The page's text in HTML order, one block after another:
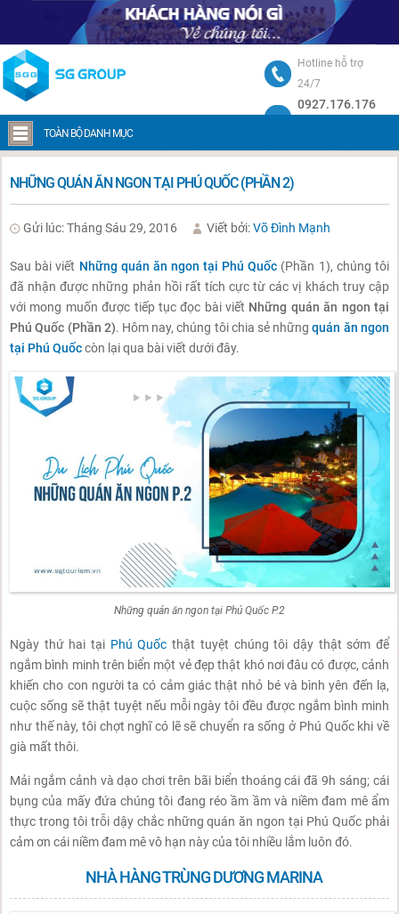
Hotline hỗ trợ
24/7
0927.176.176
TOÀN BỘ DANH MỤC
Trang chủ
NHỮNG QUÁN ĂN NGON TẠI PHÚ QUỐC (PHẦN 2)
Gửi lúc: Tháng Sáu 29, 2016 Viết bởi:Võ Đình Mạnh
Sau bài viết Những quán ăn ngon tại Phú Quốc (Phần 1), chúng tôi
đã nhận được những phản hồi rất tích cực từ các vị khách truy cập
với mong muốn được tiếp tục đọc bài viết Những quán ăn ngon tại
Phú Quốc (Phần 2). Hôm nay, chúng tôi chia sẻ nhữngquán ăn ngon
tại Phú Quốccòn lại qua bài viết dưới đây.
Những quán ăn ngon tại Phú Quốc P.2
Ngày thứ hai tại Phú Quốc thật tuyệt chúng tôi dậy thật sớm để
ngắm bình minh trên biển một vẻ đẹp thật khó nơi đâu có được, cảnh
khiến cho con người ta có cảm giác thật nhỏ bé và bình yên đến lạ,
cuộc sống sẽ thật tuyệt nếu mỗi ngày tôi đều được ngắm bình minh
như thế này, tôi chợt nghĩ có lẽ sẽ chuyển ra sống ở Phú Quốc khi về
già mất thôi.
Mải ngắm cảnh và dạo chơi trên bãi biển thoáng cái đã 9h sáng; cái
bụng của mấy đứa chúng tôi đang réo ầm ầm và niềm đam mê ẩm
thực trong tôi trỗi dậy chắc những quán ăn ngon tại Phú Quốc phải
cảm ơn cái niềm đam mê vô hạn này của tôi nhiều lắm luôn đó.
NHÀ HÀNG TRÙNG DƯƠNG MARINA